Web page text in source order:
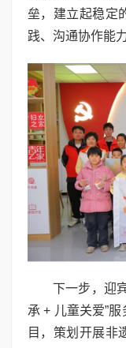
垒，建立起稳定
践、沟通协作能
下一步，迎
承 + 儿童关爱”
目，策划开展非